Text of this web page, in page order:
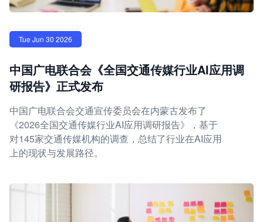
Tue Jun 30 2026
中国广电联合会《全国交通传媒行业AI应用调
研报告》正式发布
中国广电联合会交通宣传委员会在内蒙古发布了
《2026全国交通传媒行业AI应用调研报告》，基于
对145家交通传媒机构的调查，总结了行业在AI应用
上的现状与发展路径。